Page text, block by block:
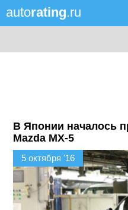
autorating.ru
В Японии началось
Mazda MX-5
5 октября '16